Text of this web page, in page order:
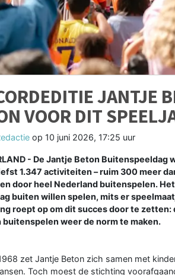
JANTJE
VOOR DIT
op 10 juni 2026, 17:25 uur
- De Jantje Beton
1.347 activiteiten – ruim 300 meer
door heel Nederland buitenspelen.
buiten willen spelen, mits er
roept op om dit succes door te
buitenspelen weer de norm te maken.
zet Jantje Beton zich samen met
Toch moest de stichting